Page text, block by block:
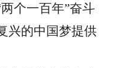
个一百年”奋斗
兴的中国梦提供